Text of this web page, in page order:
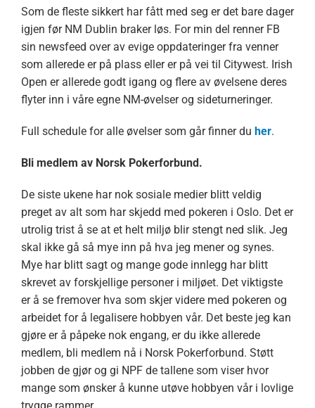
Som de fleste sikkert har fått med seg er det bare dager
igjen før NM Dublin braker løs. For min del renner FB
sin newsfeed over av evige oppdateringer fra venner
som allerede er på plass eller er på vei til Citywest. Irish
Open er allerede godt igang og flere av øvelsene deres
flyter inn i våre egne NM-øvelser og sideturneringer.
Full schedule for alle øvelser som går finner du her.
Bli medlem av Norsk Pokerforbund.
De siste ukene har nok sosiale medier blitt veldig
preget av alt som har skjedd med pokeren i Oslo. Det er
utrolig trist å se at et helt miljø blir stengt ned slik. Jeg
skal ikke gå så mye inn på hva jeg mener og synes.
Mye har blitt sagt og mange gode innlegg har blitt
skrevet av forskjellige personer i miljøet. Det viktigste
er å se fremover hva som skjer videre med pokeren og
arbeidet for å legalisere hobbyen vår. Det beste jeg kan
gjøre er å påpeke nok engang, er du ikke allerede
medlem, bli medlem nå i Norsk Pokerforbund. Støtt
jobben de gjør og gi NPF de tallene som viser hvor
mange som ønsker å kunne utøve hobbyen vår i lovlige